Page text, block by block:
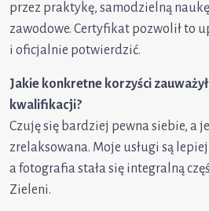
przez praktykę, samodzielną
zawodowe. Certyfikat pozwolił to
i oficjalnie potwierdzić.
Jakie konkretne korzyści
kwalifikacji?
Czuję się bardziej pewna siebie, a
zrelaksowana. Moje usługi są
a fotografia stała się integralną
Zieleni.